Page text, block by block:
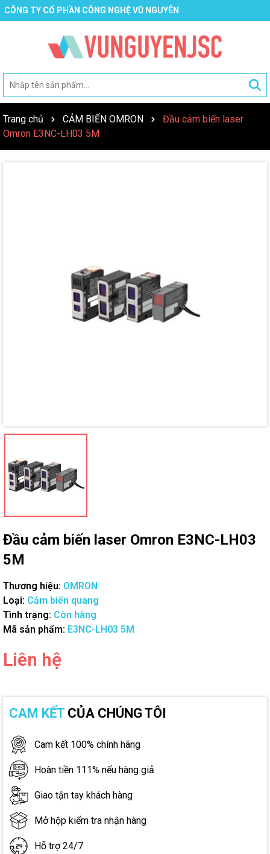
CÔNG TY CỔ PHẦN CÔNG NGHỆ VŨ NGUYÊN
Trang chủ CẢM BIẾN OMRON
Đầu cảm biến laser
Omron E3NC-LH03 5M
Đầu cảm biến laser Omron E3NC-LH03
5M
Thương hiệu: OMRON
Loại: Cảm biến quang
Tình trạng: Còn hàng
Mã sản phẩm: E3NC-LH03 5M
Liên hệ
CAM KẾT CỦA CHÚNG TÔI
Cam kết 100% chính hãng
Hoàn tiền 111% nếu hàng giả
Giao tận tay khách hàng
Mở hộp kiểm tra nhận hàng
Hỗ trợ 24/7